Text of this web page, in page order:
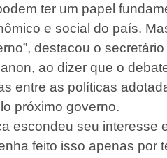
ter um papel
e social do país.
destacou o
ao dizer que o
entre as políticas
próximo governo.
escondeu seu interesse
feito isso apenas por